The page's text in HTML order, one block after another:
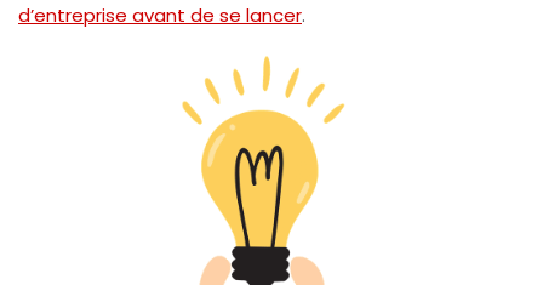
d’entreprise avant de se lancer.